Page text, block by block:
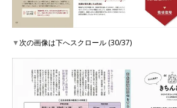
▼次の画像は下へスクロール (30/37)